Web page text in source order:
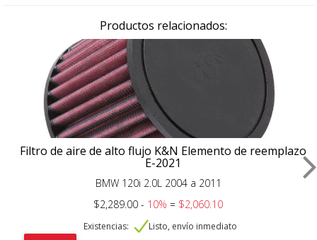
Productos relacionados:
Filtro de aire de alto flujo K&N Elemento de reemplazo
E-2021
BMW 120i 2.0L 2004 a 2011
$2,289.00 - 10%= $2,060.10
Existencias: Listo, envío inmediato